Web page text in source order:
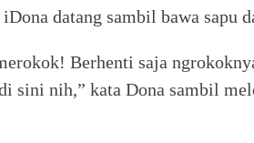
datang sambil bawa sapu
Berhenti saja
sini nih,” kata Dona sambil